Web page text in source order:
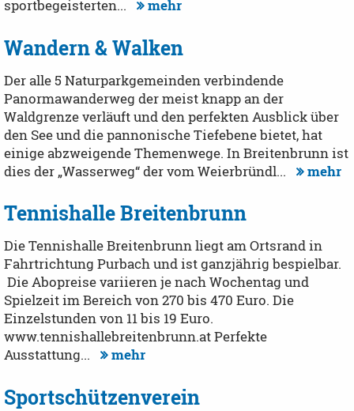
sportbegeisterten...
mehr
Wandern & Walken
Der alle 5 Naturparkgemeinden verbindende
Panormawanderweg der meist knapp an der
Waldgrenze verläuft und den perfekten Ausblick über
den See und die pannonische Tiefebene bietet, hat
einige abzweigende Themenwege. In Breitenbrunn ist
dies der „Wasserweg“ der vom Weierbründl...
mehr
Tennishalle Breitenbrunn
Die Tennishalle Breitenbrunn liegt am Ortsrand in
Fahrtrichtung Purbach und ist ganzjährig bespielbar.
Die Abopreise variieren je nach Wochentag und
Spielzeit im Bereich von 270 bis 470 Euro. Die
Einzelstunden von 11 bis 19 Euro.
www.tennishallebreitenbrunn.at Perfekte
Ausstattung...
mehr
Sportschützenverein